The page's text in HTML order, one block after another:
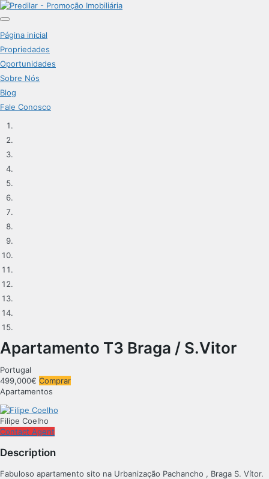
Página inicial
Propriedades
Oportunidades
Sobre Nós
Blog
Fale Conosco
Apartamento T3 Braga / S.Vitor
Portugal
499,000€ Comprar
Apartamentos
Filipe Coelho
Contact Agent
Description
Fabuloso apartamento sito na Urbanização Pachancho , Braga S. Vítor.